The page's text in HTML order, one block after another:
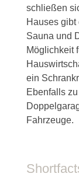
schließen
Hauses
Sauna und
Möglichkeit
ein
Ebenfalls
Fahrzeuge.